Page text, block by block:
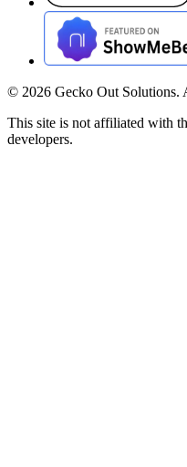
© 2026 Gecko Out Solutions.
This site is not affiliated with
developers.